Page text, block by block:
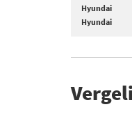
Hyundai
Hyundai